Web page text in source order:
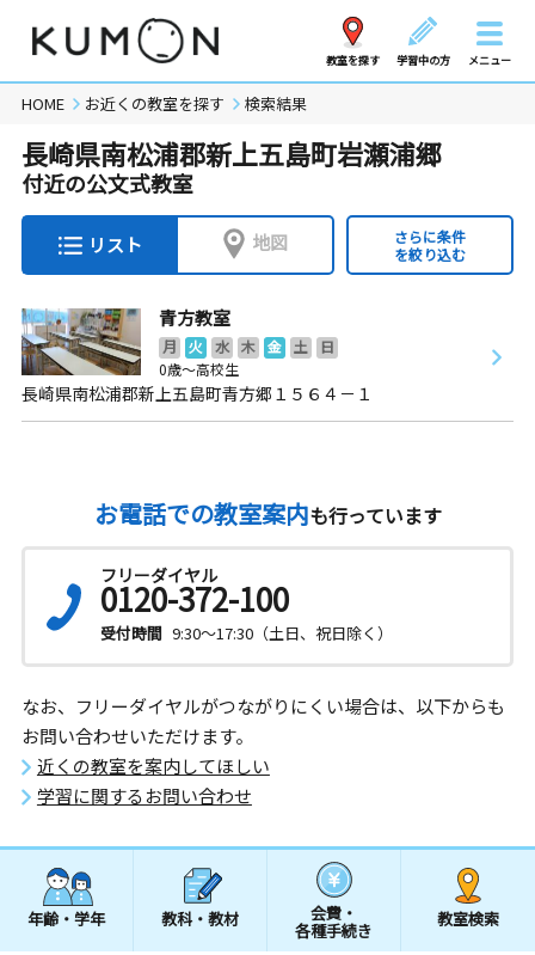
教室を探す 学習中の方 メニュー
HOME お近くの教室を探す 検索結果
長崎県南松浦郡新上五島町岩瀬浦郷
付近の公文式教室
リスト 地図
さらに条件
を絞り込む
青方教室
月 火 水 木 金 土
日
0歳～高校生
長崎県南松浦郡新上五島町青方郷１５６４－１
お電話での教室案内も行っています
フリーダイヤル
0120-372-100
受付時間 9:30～17:30（土日、祝日除く）
なお、フリーダイヤルがつながりにくい場合は、以下からも
お問い合わせいただけます。
近くの教室を案内してほしい
学習に関するお問い合わせ
年齢・学年 教科・教材 会費・
各種手続き
教室検索